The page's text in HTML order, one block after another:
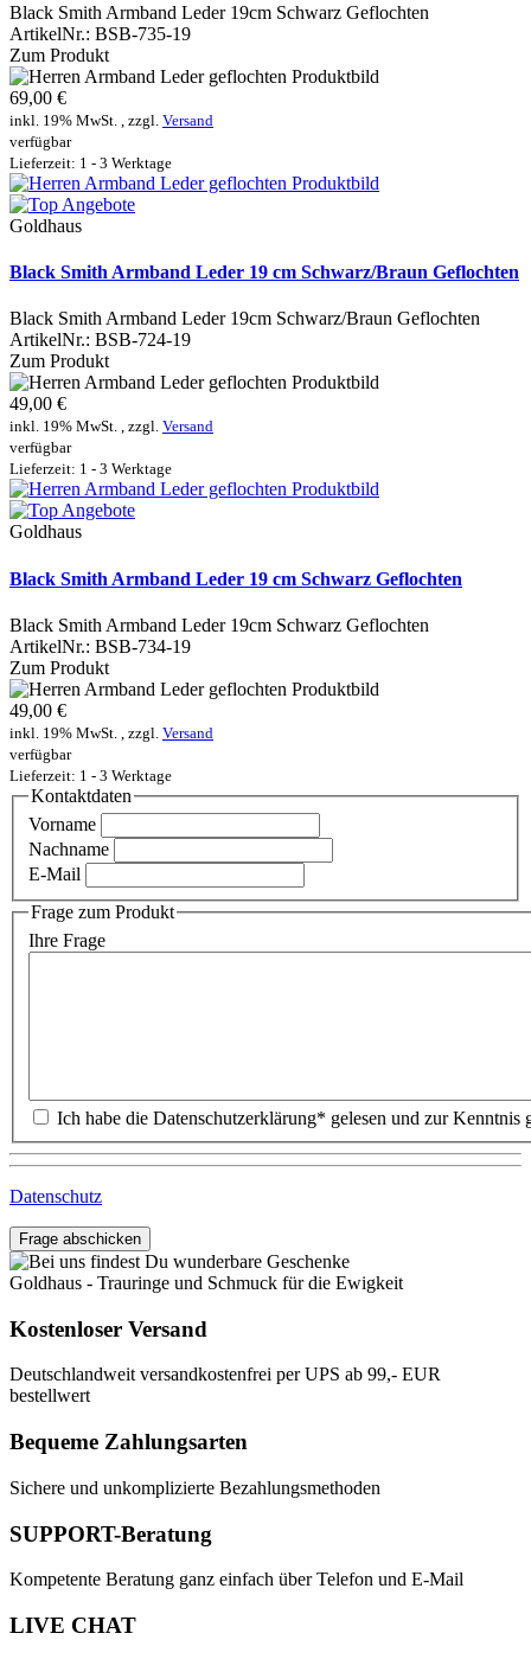
Black Smith Armband Leder 19cm Schwarz Geflochten
ArtikelNr.: BSB-735-19
Zum Produkt
69,00 €
inkl. 19% MwSt. , zzgl. Versand
verfügbar
Lieferzeit: 1 - 3 Werktage
Goldhaus
Black Smith Armband Leder 19 cm Schwarz/Braun Geflochten
Black Smith Armband Leder 19cm Schwarz/Braun Geflochten
ArtikelNr.: BSB-724-19
Zum Produkt
49,00 €
inkl. 19% MwSt. , zzgl. Versand
verfügbar
Lieferzeit: 1 - 3 Werktage
Goldhaus
Black Smith Armband Leder 19 cm Schwarz Geflochten
Black Smith Armband Leder 19cm Schwarz Geflochten
ArtikelNr.: BSB-734-19
Zum Produkt
49,00 €
inkl. 19% MwSt. , zzgl. Versand
verfügbar
Lieferzeit: 1 - 3 Werktage
Kontaktdaten
Vorname
Nachname
E-Mail
Frage zum Produkt
Ihre Frage
Datenschutz
Frage abschicken
Goldhaus - Trauringe und Schmuck für die Ewigkeit
Kostenloser Versand
Deutschlandweit versandkostenfrei per UPS ab 99,- EUR
bestellwert
Bequeme Zahlungsarten
Sichere und unkomplizierte Bezahlungsmethoden
SUPPORT-Beratung
Kompetente Beratung ganz einfach über Telefon und E-Mail
LIVE CHAT